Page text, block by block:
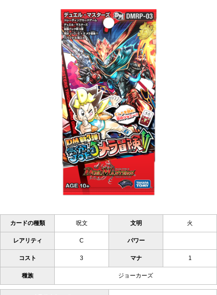
カードの種類 呪文 文明 火
レアリティ C パワー
コスト 3 マナ 1
種族 ジョーカーズ